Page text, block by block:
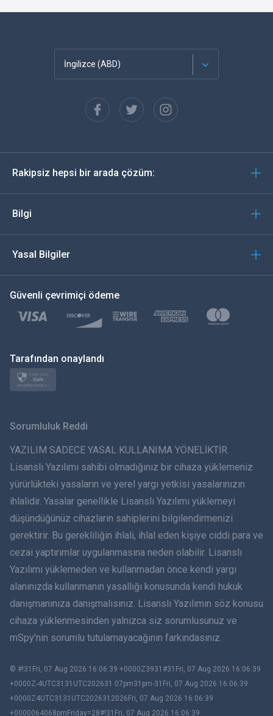
İngilizce (ABD)
Español
Almanca
Türkçe
Polski
日本
ภาษาไทย
Dansk
हिंदी
עברית
Română
Việt
BIR ÇIFT
Rakipsiz hepsi bir arada çözüm:
Bilgi
Yasal Bilgiler
Güvenli çevrimiçi ödeme
Tarafından onaylandı
Sorumluluk Reddi
YAZILIM SADECE YASAL KULLANIMA YÖNELİKTİR.
Lisanslı Yazılımı sahibi olmadığınız bir cihaza yüklemeniz
yürürlükteki yasaların ve yerel yargı yetkisi yasalarınızın
ihlalidir. Yasalar genellikle Lisanslı Yazılımı yüklemeyi
düşündüğünüz cihazların sahiplerini bilgilendirmenizi
gerektirir. Bu gerekliliğin ihlali, ihlal eden kişiye ciddi para ve
cezai yaptırımlar uygulanmasına neden olabilir. Lisanslı
Yazılımı yüklemeden ve kullanmadan önce kendi yargı
alanınızda kullanmanın yasallığı konusunda kendi hukuk
danışmanınıza danışmalısınız. Lisanslı Yazılımın söz konusu
cihaza yüklenmesinden yalnızca siz sorumlusunuz ve
mSpy'nin sorumlu tutulamayacağının farkındasınız.
© #!31Fri, 07 Aug 2026 16:06:39 +0000Z3931#31Fri, 07 Aug 2026 16:06:39
+0000Z-4UTC3131UTC202631 07pm31pm-31Fri, 07 Aug 2026 16:06:39
+0000Z4UTC3131UTC2026312026Fri, 07 Aug 2026 16:06:39
+0000064068pmFriday=28#!31Fri, 07 Aug 2026 16:06:39